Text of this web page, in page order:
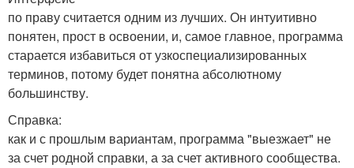
по праву считается одним из лучших. Он интуитивно
понятен, прост в освоении, и, самое главное, программа
старается избавиться от узкоспециализированных
терминов, потому будет понятна абсолютному
большинству.
Справка:
как и с прошлым вариантам, программа "выезжает" не
за счет родной справки, а за счет активного сообщества.